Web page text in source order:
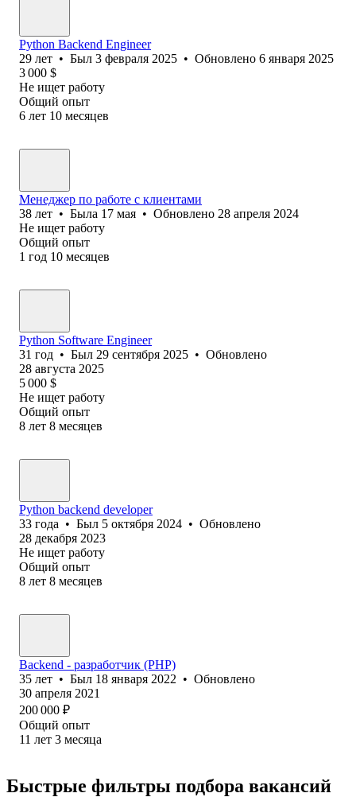
Python Backend Engineer
29 лет • Был 3 февраля 2025 • Обновлено 6 января 2025
3 000 $
Не ищет работу
Общий опыт
6 лет 10 месяцев
Менеджер по работе с клиентами
38 лет • Была 17 мая • Обновлено 28 апреля 2024
Не ищет работу
Общий опыт
1 год 10 месяцев
Python Software Engineer
31 год • Был 29 сентября 2025 • Обновлено
28 августа 2025
5 000 $
Не ищет работу
Общий опыт
8 лет 8 месяцев
Python backend developer
33 года • Был 5 октября 2024 • Обновлено
28 декабря 2023
Не ищет работу
Общий опыт
8 лет 8 месяцев
Backend - разработчик (PHP)
35 лет • Был 18 января 2022 • Обновлено
30 апреля 2021
200 000 ₽
Общий опыт
11 лет 3 месяца
Быстрые фильтры подбора вакансий